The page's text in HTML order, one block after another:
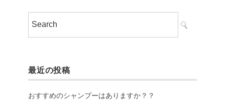
最近の投稿
おすすめのシャンプーはありますか？？